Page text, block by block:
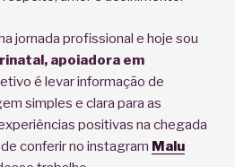
jornada profissional e hoje sou
apoiadora em
é levar informação de
simples e clara para as
positivas na chegada
conferir no instagram Malu